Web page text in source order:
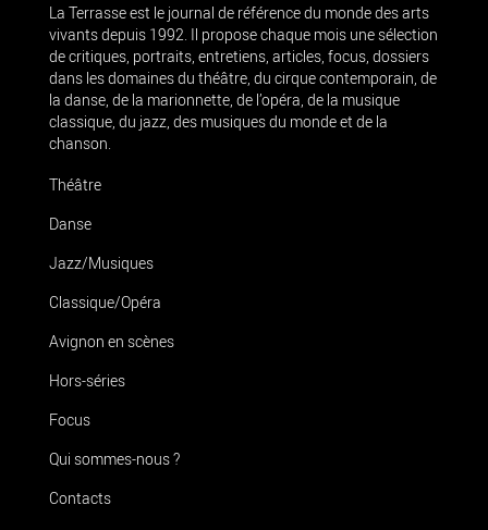
La Terrasse est le journal de référence du monde des arts
vivants depuis 1992. Il propose chaque mois une sélection
de critiques, portraits, entretiens, articles, focus, dossiers
dans les domaines du théâtre, du cirque contemporain, de
la danse, de la marionnette, de l’opéra, de la musique
classique, du jazz, des musiques du monde et de la
chanson.
Théâtre
Danse
Jazz/Musiques
Classique/Opéra
Avignon en scènes
Hors-séries
Focus
Qui sommes-nous ?
Contacts